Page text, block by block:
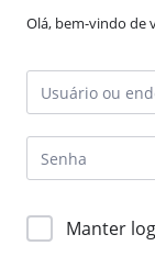
Olá, bem-vindo de
Manter